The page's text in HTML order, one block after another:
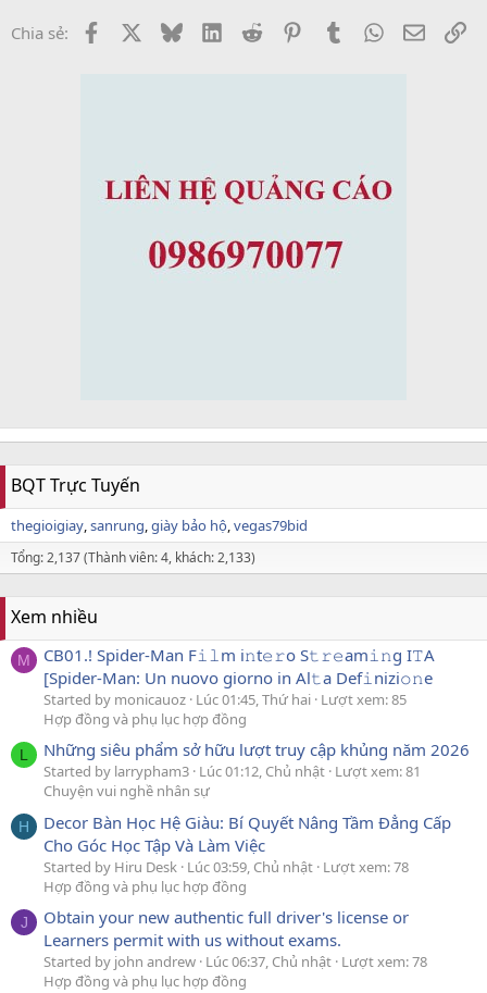
Chia sẻ: Facebook BlueskyLinkedInReddit PinterestTumblrWhatsApp
Email
BQT Trực Tuyến
thegioigiay sanrung giày bảo hộ vegas79bid
Tổng: 2,137 (Thành viên: 4, khách: 2,133)
Xem nhiều
M
CB01.! Spider-Man F𝚒𝚕m i𝚗t𝚎𝚛o S𝚝𝚛𝚎am𝚒𝚗g I𝚃A
[Spider-Man: Un nuovo giorno in Al𝚝a Def𝚒nizi𝚘𝚗e
Started by monicauoz Lúc 01:45, Thứ hai Lượt xem: 85
Hợp đồng và phụ lục hợp đồng
L Những siêu phẩm sở hữu lượt truy cập khủng năm 2026
Started by larrypham3 Lúc 01:12, Chủ nhật Lượt xem: 81
Chuyện vui nghề nhân sự
H
Decor Bàn Học Hệ Giàu: Bí Quyết Nâng Tầm Đẳng Cấp
Cho Góc Học Tập Và Làm Việc
Started by Hiru Desk Lúc 03:59, Chủ nhật Lượt xem: 78
Hợp đồng và phụ lục hợp đồng
J
Obtain your new authentic full driver's license or
Learners permit with us without exams.
Started by john andrew Lúc 06:37, Chủ nhật Lượt xem: 78
Hợp đồng và phụ lục hợp đồng